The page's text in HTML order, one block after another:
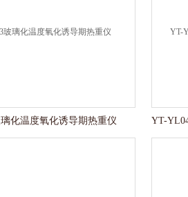
化温度氧化诱导期热重仪